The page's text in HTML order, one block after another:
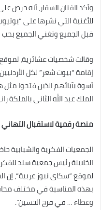
وأكد الفنان السقار، أنه
للأغنية التي نشرها على
قبل الجميع وتغني الجميع بحب
وقالت شخصيات عشائرية،
إقامة “بيوت شعر” لكل
الملك عبد الله الثاني بالملكة
منصة رقمية لاستقبال التهاني
الجمعيات الفكرية والشبابية
الخلايلة رئيس جمعية سند
لموقع “سكاي نيوز عربية”، إن
بهذه المناسبة في مختلف
وعطاء … في فرح الحسين”.